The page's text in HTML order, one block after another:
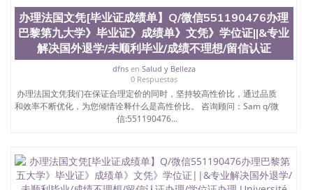
Jose State University）圣何塞州立大学学历证书
（San Jose State University）澳洲读书未毕业找人做
文凭学位qq微信551190476澳洲读CQU中央昆士兰大
学学历 绩单购买学位证书/澳洲读本科硕士做文凭/购
买澳洲大学毕业证成绩单假文凭学历
offieUniversityofSouthernQueensland 澳洲读书未毕
业找人做文凭学位qq微信551190476澳洲读CQU中央
昆士兰大学学历成绩单购买学位证书/澳洲读本科硕
士做文凭/购买澳洲大学毕业证成绩单假文凭学历办
理法国文凭[毕业证成绩单】Q/微信551190476办理巴
理/学位证办理 Université de Paris 10 Nanterre
办理法国文凭[毕业证成绩单】Q/微信551190476办理
巴黎第九大学》毕业证》成绩单》文凭》学位证||&专业
解决国外退学/未顺利毕业/成绩不理想/留信认证
dfnsen Salud y Belleza
0 Respuestas
办理法国文凭我们在保证合理定价的同时，坚持较高性价比，通过品质
和效率不断优化，为您倾情诠释什么是高性价比。 咨询顾问：Sam q/微
信:551190476...